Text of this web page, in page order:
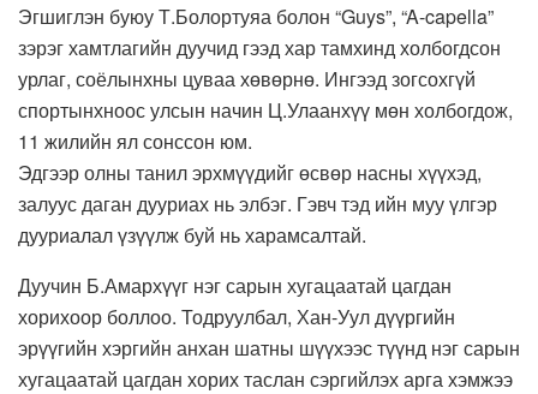
Эгшиглэн буюу Т.Болортуяа болон “Guys”, “A-capella”
зэрэг хамтлагийн дуучид гээд хар тамхинд холбогдсон
урлаг, соёлынхны цуваа хөвөрнө. Ингээд зогсохгүй
спортынхноос улсын начин Ц.Улаанхүү мөн холбогдож,
11 жилийн ял сонссон юм.
Эдгээр олны танил эрхмүүдийг өсвөр насны хүүхэд,
залуус даган дууриах нь элбэг. Гэвч тэд ийн муу үлгэр
дууриалал үзүүлж буй нь харамсалтай.
Дуучин Б.Амархүүг нэг сарын хугацаатай цагдан
хорихоор боллоо. Тодруулбал, Хан-Уул дүүргийн
эрүүгийн хэргийн анхан шатны шүүхээс түүнд нэг сарын
хугацаатай цагдан хорих таслан сэргийлэх арга хэмжээ